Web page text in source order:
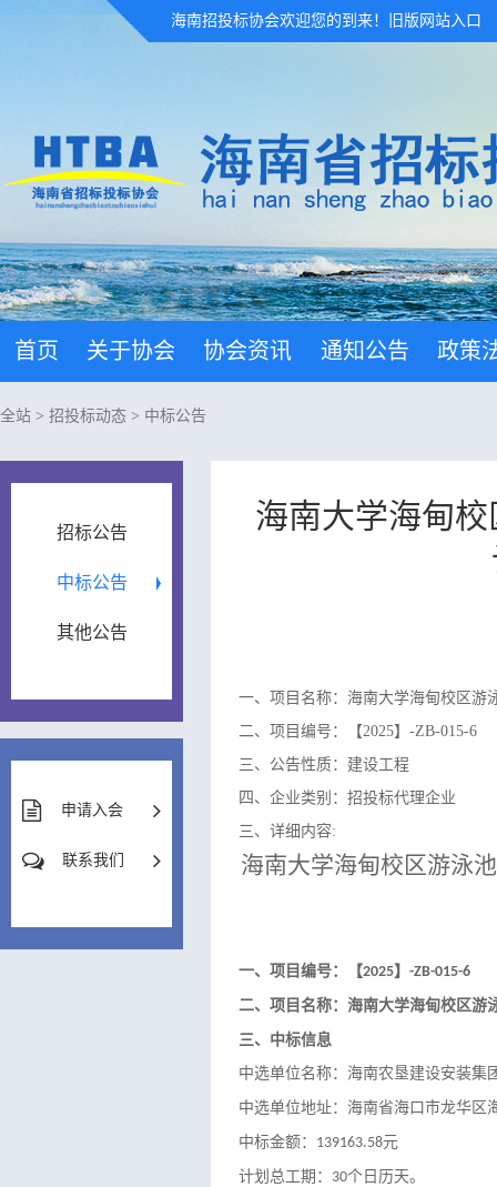
海南招投标协会欢迎您的到来！ 旧版网站入口
首页 关于协会 协会资讯 通知公告 政策
全站 > 招投标动态 > 中标公告
招标公告
中标公告
其他公告
申请入会
联系我们
海南大学海甸
一、项目名称：海南大学海甸校区游
二、项目编号：【2025】-ZB-015-6
三、公告性质：建设工程
四、企业类别：招投标代理企业
三、详细内容:
海南大学海甸校区游泳
一、 项目编号：【2025】 -ZB-015-6
二、项目名称：海南大学海甸校区游
三、 中标信息
中选单位名称：海南农垦建设安装集
中选单位地址：海南省海口市龙华区
中标金额： 139163.58元
计划总工期： 30个日历天。